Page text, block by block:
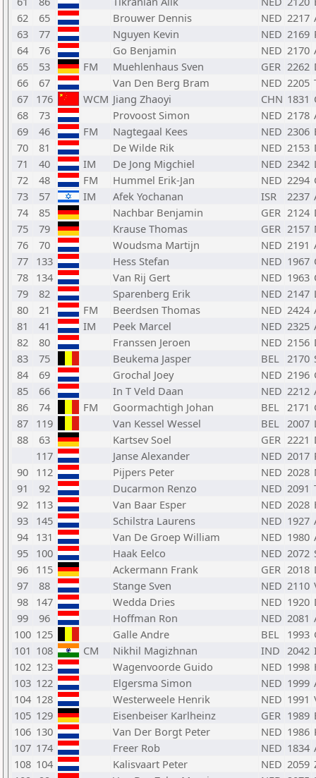
62
65 Brouwer Dennis NED 2217
63
77 Nguyen Kevin NED 2169
64
76 Go Benjamin NED 2170
65
53 FM Muehlenhaus Sven GER 2262
66
67 Van Den Berg Bram NED 2205
67 176 WCM Jiang Zhaoyi CHN 1831
68
73 Provoost Simon NED 2178
69
46 FM Nagtegaal Kees NED 2306
70
81 De Wilde Rik NED 2153
71
40 IM De Jong Migchiel NED 2342
72
48 FM Hummel Erik-Jan NED 2294
73
57 IM Afek Yochanan ISR 2237
74
85 Nachbar Benjamin GER 2124
75
79 Krause Thomas GER 2157
76
70 Woudsma Martijn NED 2191
77 133 Hess Stefan NED 1967
78 134 Van Rij Gert NED 1963
79
82 Sparenberg Erik NED 2147
80
21 FM Beerdsen Thomas NED 2424
81
41 IM Peek Marcel NED 2325
82
80 Franssen Jeroen NED 2156
83
75 Beukema Jasper BEL 2170
84
69 Grochal Joey NED 2196
85
66 In T Veld Daan NED 2212
86
74 FM Goormachtigh Johan BEL 2171
87 119 Van Kessel Wessel BEL 2007
88
63 Kartsev Soel GER 2221
117
Janse Alexander NED 2017
90 112 Pijpers Peter NED 2028
91
92 Ducarmon Renzo NED 2091
92 113 Van Baar Esper NED 2028
93 145 Schilstra Laurens NED 1927
94 131 Van De Groep William NED 1980
95 100 Haak Eelco NED 2072
96 115 Ackermann Frank GER 2018
97
88 Stange Sven NED 2110
98 147 Wedda Dries NED 1920
99
96 Hoffman Ron NED 2081
100 125 Galle Andre BEL 1993
101 108 CM Nikhil Magizhnan IND 2042
102 123 Wagenvoorde Guido NED 1998
103 122 Elgersma Simon NED 1999
104 128 Westerweele Henrik NED 1991
105 129 Eisenbeiser Karlheinz GER 1989
106 130 Van Der Borgt Peter NED 1986
107 174 Freer Rob NED 1834
108 104 Kalisvaart Peter NED 2059